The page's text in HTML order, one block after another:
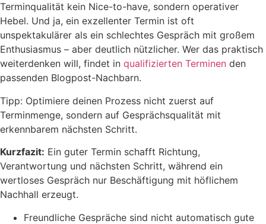
Terminqualität kein Nice-to-have, sondern operativer
Hebel. Und ja, ein exzellenter Termin ist oft
unspektakulärer als ein schlechtes Gespräch mit großem
Enthusiasmus – aber deutlich nützlicher. Wer das praktisch
weiterdenken will, findet in qualifizierten Terminen den
passenden Blogpost-Nachbarn.
Tipp: Optimiere deinen Prozess nicht zuerst auf
Terminmenge, sondern auf Gesprächsqualität mit
erkennbarem nächsten Schritt.
Kurzfazit: Ein guter Termin schafft Richtung,
Verantwortung und nächsten Schritt, während ein
wertloses Gespräch nur Beschäftigung mit höflichem
Nachhall erzeugt.
Freundliche Gespräche sind nicht automatisch gute